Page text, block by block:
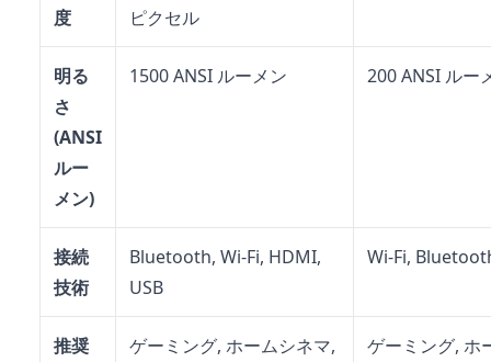
度
ピクセル
明る
さ
(ANSI
ルー
メン)
1500 ANSI ルーメン 200 ANSI ルー
接続
技術
Bluetooth, Wi-Fi, HDMI,
USB
Wi-Fi,
推奨
ゲーミング, ホームシネマ,
ゲーミング, ホ